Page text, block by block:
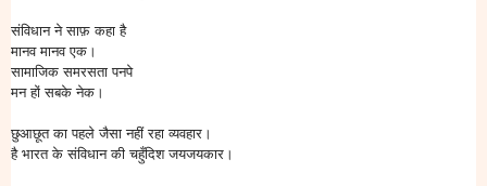
संविधान ने साफ़ कहा है
मानव मानव एक।
सामाजिक समरसता पनपे
मन हों सबके नेक।
छुआछूत का पहले जैसा नहीं रहा व्यवहार।
है भारत के संविधान की चहुँदिश जयजयकार।